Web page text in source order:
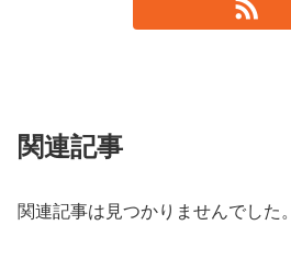
関連記事
関連記事は見つかりませんでした。